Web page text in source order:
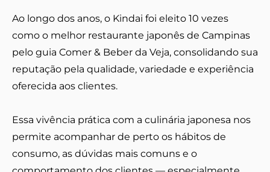
Ao longo dos anos, o Kindai foi eleito 10 vezes
como o melhor restaurante japonês de Campinas
pelo guia Comer & Beber da Veja, consolidando sua
reputação pela qualidade, variedade e experiência
oferecida aos clientes.
Essa vivência prática com a culinária japonesa nos
permite acompanhar de perto os hábitos de
consumo, as dúvidas mais comuns e o